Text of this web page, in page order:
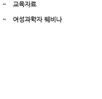
교육자료
여성과학자 웨비나